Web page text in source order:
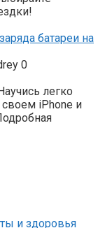
батареи на
0
легко
своем iPhone и
и здоровья